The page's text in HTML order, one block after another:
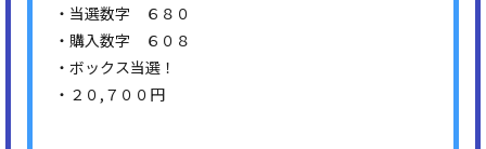
・当選数字 ６８０
・購入数字 ６０８
・ボックス当選！
・２０,７００円